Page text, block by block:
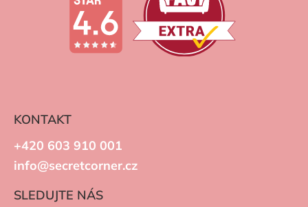
KONTAKT
+420 603 910 001
info@secretcorner.cz
SLEDUJTE NÁS